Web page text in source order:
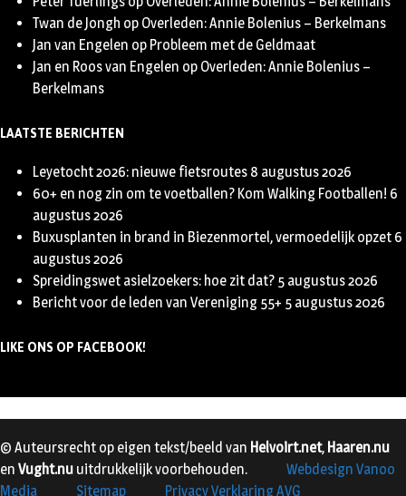
Twan de Jongh op Overleden: Annie Bolenius – Berkelmans
Jan van Engelen op Probleem met de Geldmaat
Jan en Roos van Engelen op Overleden: Annie Bolenius –
Berkelmans
LAATSTE BERICHTEN
Leyetocht 2026: nieuwe fietsroutes 8 augustus 2026
60+ en nog zin om te voetballen? Kom Walking Footballen! 6
augustus 2026
Buxusplanten in brand in Biezenmortel, vermoedelijk opzet 6
augustus 2026
Spreidingswet asielzoekers: hoe zit dat? 5 augustus 2026
Bericht voor de leden van Vereniging 55+ 5 augustus 2026
LIKE ONS OP FACEBOOK!
© Auteursrecht op eigen tekst/beeld van Helvoirt.net, Haaren.nu
en Vught.nu uitdrukkelijk voorbehouden.
Webdesign Vanoo
Media
Sitemap Privacy Verklaring AVG